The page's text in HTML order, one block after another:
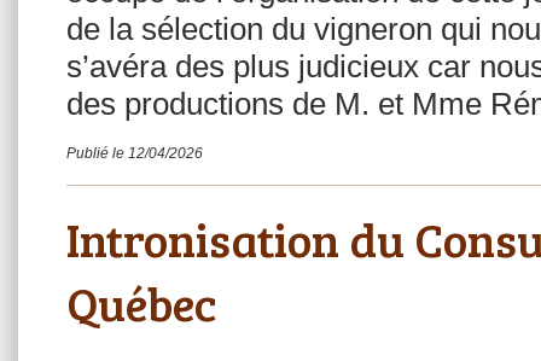
de la sélection du vigneron qui
s’avéra des plus judicieux car
des productions de M. et Mme
Publié le 12/04/2026
Intronisation du
Québec